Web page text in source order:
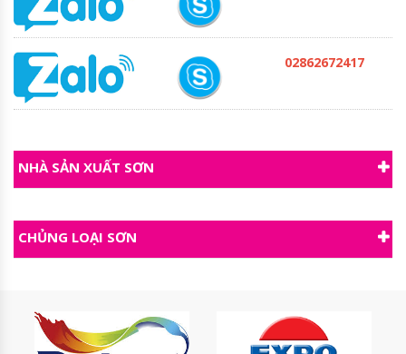
02862672417
NHÀ SẢN XUẤT SƠN
CHỦNG LOẠI SƠN